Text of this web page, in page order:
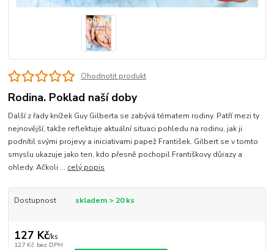
Ohodnotit produkt
Rodina. Poklad naší doby
Další z řady knížek Guy Gilberta se zabývá tématem rodiny. Patří mezi ty
nejnovější, takže reflektuje aktuální situaci pohledu na rodinu, jak ji
podnítil svými projevy a iniciativami papež František. Gilbert se v tomto
smyslu ukazuje jako ten, kdo přesně pochopil Františkovy důrazy a
ohledy. Ačkoli ... celý popis
Dostupnost skladem > 20 ks
127 Kč/ks
127 Kč bez DPH